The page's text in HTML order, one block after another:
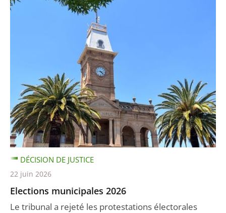
Elections municipales 2026
Le tribunal a rejeté les protestations électorales
DÉCISION DE JUSTICE
22 juin 2026